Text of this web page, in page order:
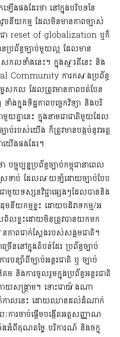
ើងផងដែរថា នៅក្នុងបរិបទនៃ
នីយកម្ម ដែលមិនមានភាពច្បាស់
ា reset of globalization ឬក៏
រព័ន្ធច្បាប់មួយល្អ ដែលមាន
សកលទាំងនេះ។ ក្នុងស្មារតីនេះ និង
Community ការកសាងប្រព័ន្ធ
ៃសកល ដែលត្រូវមានភាពបត់បែន
ាំងក្នុងទិដ្ឋភាពបច្ចេកវិទ្យា និងបរិ
យគ្នានេះ ក្នុងនាមជាជាតិមួយដែល
ាប់របស់យើង ក៏ត្រូវមានបង្កប់នូវអត្ត
ើងផងដែរ។
បច្ចុប្បន្នប្រព័ន្ធច្បាប់កម្ពុជានាពេល
នស្រទាប់ ដែលលាយឡំដោយច្បាប់បែប
មួយទស្សនវិជ្ជាផ្សេងៗដែលបាននិង
យកម្មខ្លះ ដោយបដិវាទកម្ម/អ
លខ្លះដោយមិនត្រូវបានយកមក
ភាពជាក់ស្តែងរបស់សង្គមជាតិ។
ើននៅក្នុងតំបន់ដែរ ប្រព័ន្ធច្បាប់
របន្សាំពីច្បាប់អន្តរជាតិ ឬ ច្បាប់
និងការចូលរួមក្នុងប្រព័ន្ធអន្តរជាតិ
យសង្គ្រាម។ ទោះជាយ៉ាងណា
ក់កាលនេះ ដោយឈានដល់ដំណាក់
ការចាប់ផ្តើមបង្កើតអត្តសញ្ញាណ
ាំងអំពីគុណតម្លៃ បរិការណ៍ និងចក្ខុ